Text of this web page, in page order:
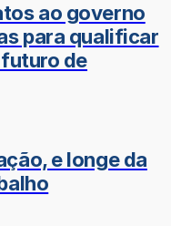
ao governo
para qualificar
de
e longe da